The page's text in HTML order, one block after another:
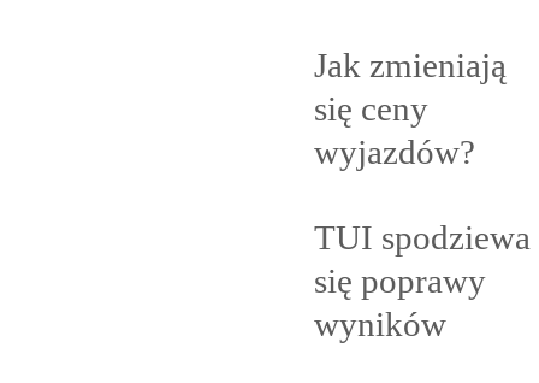
Jak zmieniają
się ceny
wyjazdów?
TUI spodziewa
się poprawy
wyników